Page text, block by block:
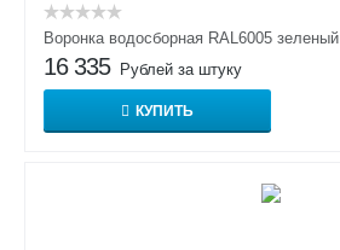
Воронка водосборная RAL6005 зеленый
16 335 Рублей за штуку
КУПИТЬ